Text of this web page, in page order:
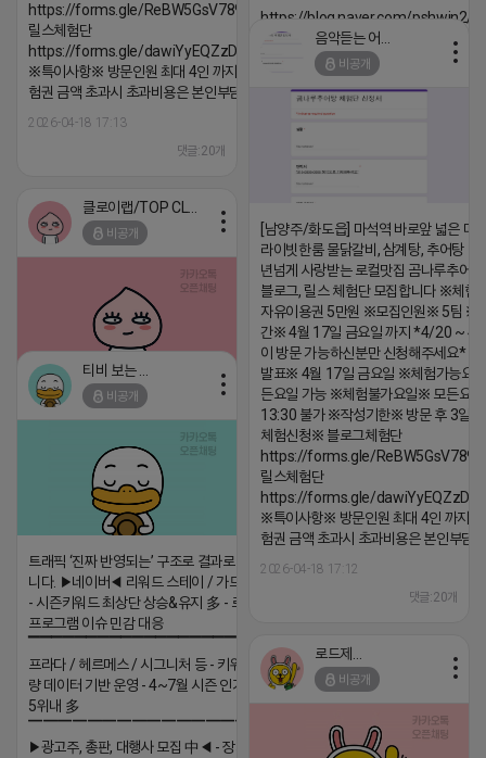
https://forms.gle/ReBW5GsV789ur2Pz6
릴스체험단
https://forms.gle/dawiYyEQZzDdqf8W8
※특이사항※ 방문인원 최대 4인 까지 가능 체
험권 금액 초과시 초과비용은 본인부담입니다.
2026-04-18 17:13
댓글:20개
https://blog.naver.com/pshwin2/
2026-04-18 17:12
비공개
[남양주/화도읍] 마석역 바로앞 넓은 매
라이빗한룸 물닭갈비, 삼계탕, 추어탕 맛
년넘게 사랑받는 로컬맛집 곰나루추어
블로그, 릴스 체험단 모집합니다 ※체험
자유이용권 5만원 ※모집인원※ 5팀 ※
간※ 4월 17일 금요일 까지 *4/20 ~ 4/
이 방문 가능하신분만 신청해주세요* ※
발표※ 4월 17일 금요일 ※체험가능요
든요일 가능 ※체험불가요일※ 모든요
13:30 불가 ※작성기한※ 방문 후 3일
체험신청※ 블로그체험단
https://forms.gle/
릴스체험단
https://forms.gle/
※특이사항※ 방문인원 최대 4인 까지
험권 금액 초과시 초과비용은 본인부담
2026-04-18 17:12
댓글:20개
비공개
2026-04-18 17:05
비공개
트래픽 ‘진짜 반영되는’ 구조로 결과로 보여드립
니다. ▶네이버◀ 리워드 스테이 / 가드 / 자몽 등
- 시즌키워드 최상단 상승&유지 多 - 로직변화,
프로그램 이슈 민감 대응
▔▔▔▔▔▔▔▔▔▔▔▔▔▔▔▔▔▔ ▶쿠팡◀
프라다 / 헤르메스 / 시그니처 등 - 키워드 검색
량 데이터 기반 운영 - 4~7월 시즌 인기 키워드
5위내 多
▔▔▔▔▔▔▔▔▔▔▔▔▔▔▔▔▔▔
▶광고주, 총판, 대행사 모집 中◀ - 장기 협업 파
비공개